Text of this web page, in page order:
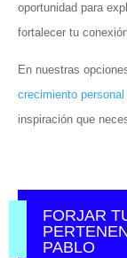
oportunidad para
fortalecer tu
En nuestras
crecimiento personal
inspiración que
FORJAR
PABLO